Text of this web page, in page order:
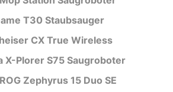
T30 Staubsauger
CX True Wireless
X-Plorer S75 Saugroboter
Zephyrus 15 Duo SE